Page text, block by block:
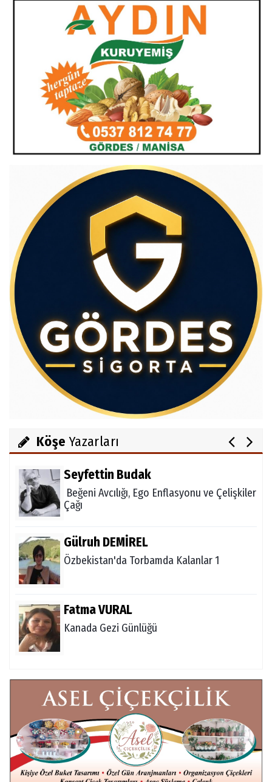
Köşe Yazarları
Av.Cenap GÜVEN
Gördesli Şair Alim Atay
Salih OKKALI
Seyfettin Budak
Beğeni Avcılığı, Ego Enflasyonu ve Çelişkiler
Çağı
Gülruh DEMİREL
Özbekistan'da Torbamda Kalanlar 1
Fatma VURAL
Kanada Gezi Günlüğü
Mert AKAR
Röportaj Serisi-46: Konuk =Prof.Dr.Hakan
Atalay (Psikanaliz)
Hüseyin TUNÇAY
Gökçeada Gezimiz-IV